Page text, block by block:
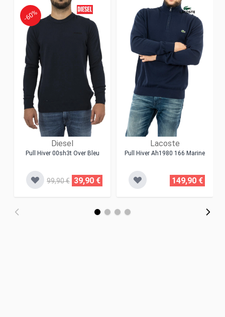
Diesel
Pull Hiver 00sh3t Over Bleu
-60%
99,90 € 39,90 €
Lacoste
Pull Hiver Ah1980 166 Marine
149,90 €